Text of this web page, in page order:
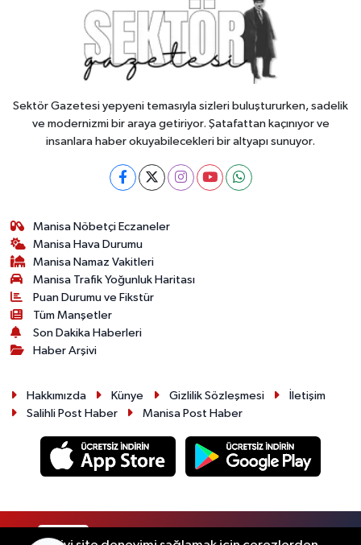
Sektör Gazetesi yepyeni temasıyla sizleri buluştururken, sadelik
ve modernizmi bir araya getiriyor. Şatafattan kaçınıyor ve
insanlara haber okuyabilecekleri bir altyapı sunuyor.
Manisa Nöbetçi Eczaneler
Manisa Hava Durumu
Manisa Namaz Vakitleri
Manisa Trafik Yoğunluk Haritası
Puan Durumu ve Fikstür
Tüm Manşetler
Son Dakika Haberleri
Haber Arşivi
Hakkımızda Künye Gizlilik Sözleşmesi
İletişim
Salihli Post Haber
Manisa Post Haber